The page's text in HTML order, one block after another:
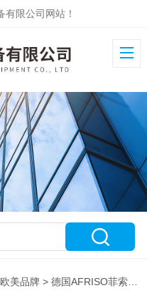
限公司网站！
美品牌 >德国AFRISO菲索